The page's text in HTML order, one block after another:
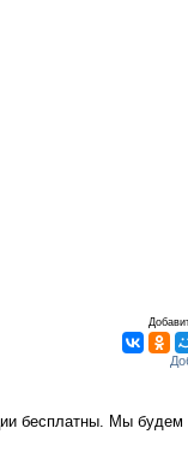
бесплатны. Мы